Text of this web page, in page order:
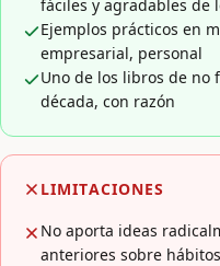
fáciles y agradables de
Ejemplos prácticos en
empresarial, personal
Uno de los libros de no
década, con razón
LIMITACIONES
No aporta ideas
anteriores sobre hábitos